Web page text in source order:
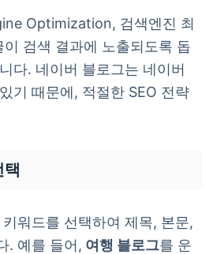
Optimization, 검색엔진 최
검색 결과에 노출되도록 돕
다. 네이버 블로그는 네이버
기 때문에, 적절한 SEO 전략
택
워드를 선택하여 제목, 본문,
. 예를 들어, 여행 블로그를 운